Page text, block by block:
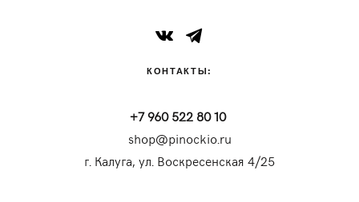
КОНТАКТЫ:
+7 960 522 80 10
shop@pinockio.ru
г. Калуга, ул. Воскресенская 4/25